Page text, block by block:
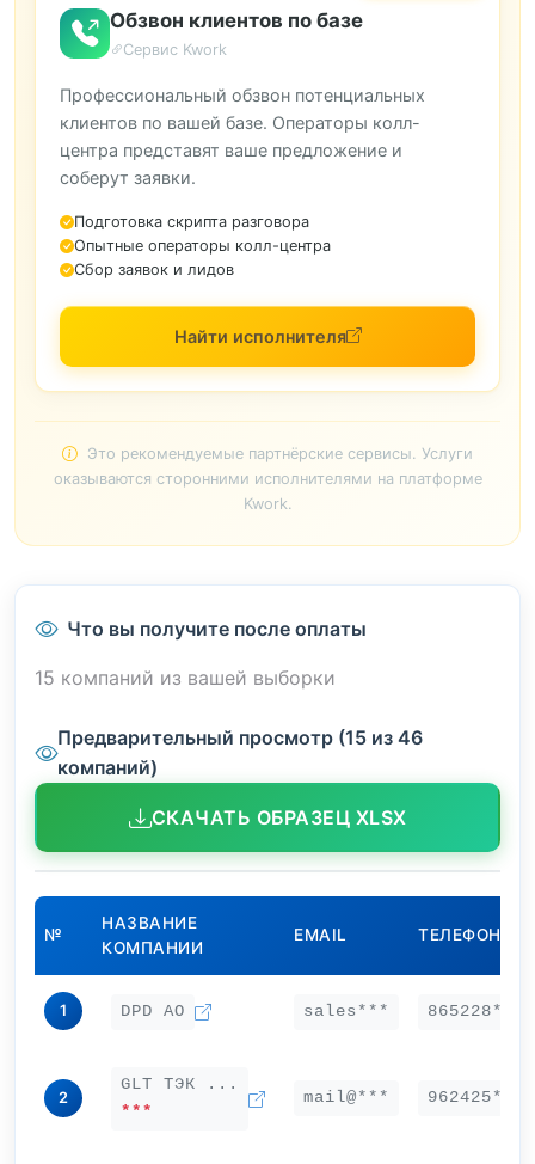
Обзвон клиентов по базе
Сервис Kwork
Профессиональный обзвон потенциальных
клиентов по вашей базе. Операторы колл-
центра представят ваше предложение и
соберут заявки.
Подготовка скрипта разговора
Опытные операторы колл-центра
Сбор заявок и лидов
Найти исполнителя
Это рекомендуемые партнёрские сервисы. Услуги
оказываются сторонними исполнителями на платформе
Kwork.
Что вы получите после оплаты
15 компаний из вашей выборки
Предварительный просмотр (15 из 46
компаний)
СКАЧАТЬ ОБРАЗЕЦ XLSX
№
НАЗВАНИЕ
КОМПАНИИ
EMAIL ТЕЛЕФОН
1 DPD АО sales*** 865228***
2
GLT ТЭК ...
***
mail@*** 962425***